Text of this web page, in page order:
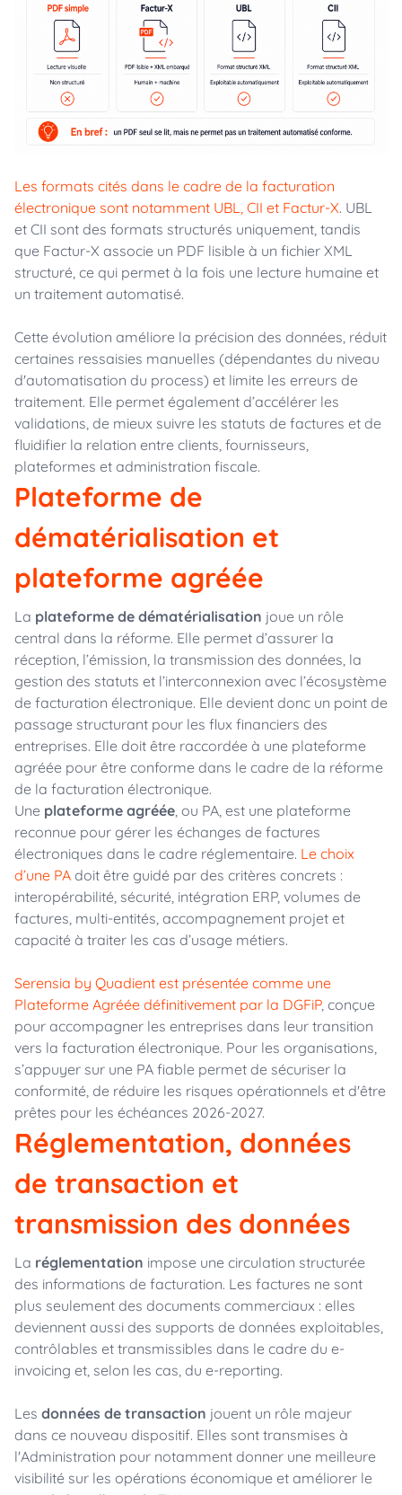
Les formats cités dans le cadre de la facturation
électronique sont notamment UBL, CII et Factur-X. UBL
et CII sont des formats structurés uniquement, tandis
que Factur-X associe un PDF lisible à un fichier XML
structuré, ce qui permet à la fois une lecture humaine et
un traitement automatisé.
Cette évolution améliore la précision des données, réduit
certaines ressaisies manuelles (dépendantes du niveau
d'automatisation du process) et limite les erreurs de
traitement. Elle permet également d’accélérer les
validations, de mieux suivre les statuts de factures et de
fluidifier la relation entre clients, fournisseurs,
plateformes et administration fiscale.
Plateforme de
dématérialisation et
plateforme agréée
La plateforme de dématérialisation joue un rôle
central dans la réforme. Elle permet d’assurer la
réception, l’émission, la transmission des données, la
gestion des statuts et l’interconnexion avec l’écosystème
de facturation électronique. Elle devient donc un point de
passage structurant pour les flux financiers des
entreprises. Elle doit être raccordée à une plateforme
agréée pour être conforme dans le cadre de la réforme
de la facturation électronique.
Une plateforme agréée , ou PA, est une plateforme
reconnue pour gérer les échanges de factures
électroniques dans le cadre réglementaire. Le choix
d’une PA doit être guidé par des critères concrets :
interopérabilité, sécurité, intégration ERP, volumes de
factures, multi-entités, accompagnement projet et
capacité à traiter les cas d’usage métiers.
Serensia by Quadient est présentée comme une
Plateforme Agréée définitivement par la DGFiP, conçue
pour accompagner les entreprises dans leur transition
vers la facturation électronique. Pour les organisations,
s’appuyer sur une PA fiable permet de sécuriser la
conformité, de réduire les risques opérationnels et d'être
prêtes pour les échéances 2026-2027.
Réglementation, données
de transaction et
transmission des données
La réglementation impose une circulation structurée
des informations de facturation. Les factures ne sont
plus seulement des documents commerciaux : elles
deviennent aussi des supports de données exploitables,
contrôlables et transmissibles dans le cadre du e-
invoicing et, selon les cas, du e-reporting.
Les données de transaction jouent un rôle majeur
dans ce nouveau dispositif. Elles sont transmises à
l'Administration pour notamment donner une meilleure
visibilité sur les opérations économique et améliorer le